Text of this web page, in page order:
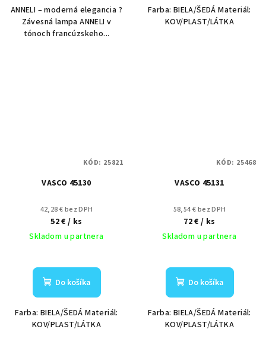
ANNELI – moderná elegancia ?
Závesná lampa ANNELI v
tónoch francúzskeho...
Farba: BIELA/ŠEDÁ Materiál:
KOV/PLAST/LÁTKA
VASCO 45130
42,28 € bez DPH
52 €/ ks
Skladom u partnera
Do košíka
Farba: BIELA/ŠEDÁ Materiál:
KOV/PLAST/LÁTKA
KÓD: 25821
VASCO 45131
58,54 € bez DPH
72 €/ ks
Skladom u partnera
Do košíka
Farba: BIELA/ŠEDÁ Materiál:
KOV/PLAST/LÁTKA
KÓD: 25468